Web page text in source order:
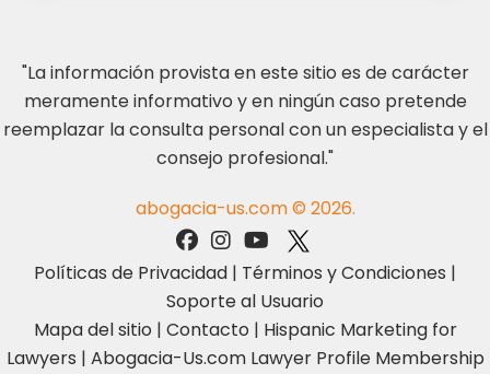
"La información provista en este sitio es de carácter
meramente informativo y en ningún caso pretende
reemplazar la consulta personal con un especialista y el
consejo profesional."
abogacia-us.com © 2026.
Políticas de Privacidad | Términos y Condiciones |
Soporte al Usuario
Mapa del sitio | Contacto | Hispanic Marketing for
Lawyers | Abogacia-Us.com Lawyer Profile Membership